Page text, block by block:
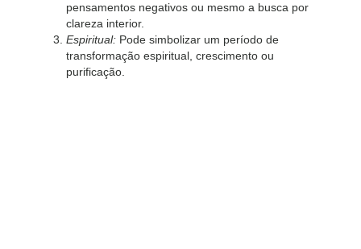
pensamentos negativos ou mesmo a busca por
clareza interior.
Espiritual: Pode simbolizar um período de
transformação espiritual, crescimento ou
purificação.